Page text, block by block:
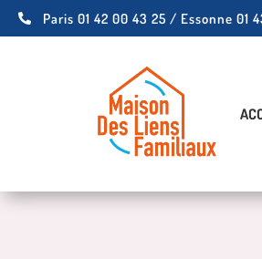
 Paris 01 42 00 43 25 / Essonne 01